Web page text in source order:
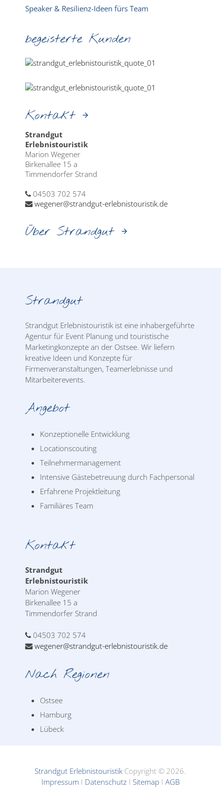
Speaker & Resilienz-Ideen fürs Team
begeisterte Kunden
Kontakt
Strandgut
Erlebnistouristik
Marion Wegener
Birkenallee 15 a
Timmendorfer Strand
04503 702 574
wegener@strandgut-erlebnistouristik.de
Über Strandgut
Strandgut
Strandgut Erlebnistouristik ist eine inhabergeführte
Agentur für Event Planung und touristische
Marketingkonzepte an der Ostsee. Wir liefern
kreative Ideen und Konzepte für
Firmenveranstaltungen, Teamerlebnisse und
Mitarbeiterevents.
Angebot
Konzeptionelle Entwicklung
Locationscouting
Teilnehmermanagement
Intensive Gästebetreuung durch Fachpersonal
Erfahrene Projektleitung
Familiäres Team
Kontakt
Strandgut
Erlebnistouristik
Marion Wegener
Birkenallee 15 a
Timmendorfer Strand
04503 702 574
wegener@strandgut-erlebnistouristik.de
Nach Regionen
Ostsee
Hamburg
Lübeck
Strandgut Erlebnistouristik Copyright © 2026.
Impressum I DatenschutzI Sitemap I AGB